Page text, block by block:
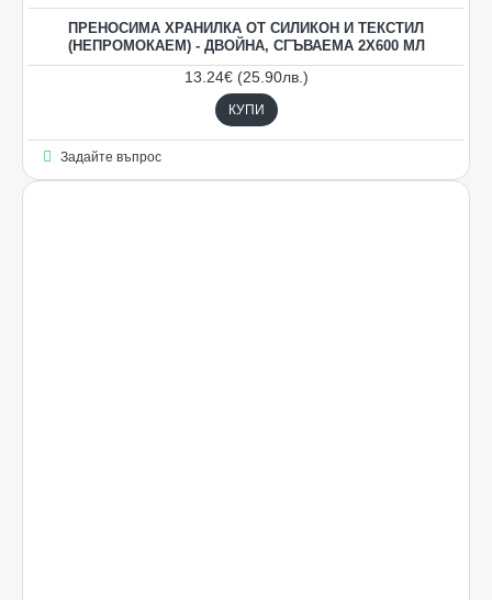
ПРЕНОСИМА ХРАНИЛКА ОТ СИЛИКОН И ТЕКСТИЛ
(НЕПРОМОКАЕМ) - ДВОЙНА, СГЪВАЕМА 2Х600 МЛ
13.24€ (25.90лв.)
КУПИ
Задайте въпрос